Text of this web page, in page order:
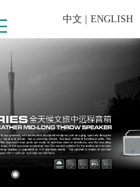
中文 | ENGLISH
>时间:20190625
>标题:FDB AUDIO助阵第十七
>时间:2019-09-16
>标题:fdB爱高音响惊喜亮相，
>时间:2019-03-18